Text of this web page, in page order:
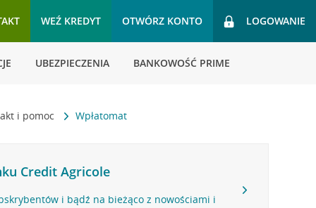
WEŹ KREDYT OTWÓRZ KONTO LOGOWANIE
UBEZPIECZENIA BANKOWOŚĆ PRIME
i pomoc Wpłatomat
Credit Agricole
i bądź na bieżąco z nowościami i